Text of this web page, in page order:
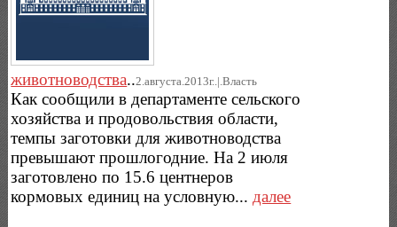
животноводства..2.августа.2013г..|.Власть
Как сообщили в департаменте сельского
хозяйства и продовольствия области,
темпы заготовки для животноводства
превышают прошлогодние. На 2 июля
заготовлено по 15.6 центнеров
кормовых единиц на условную...далее